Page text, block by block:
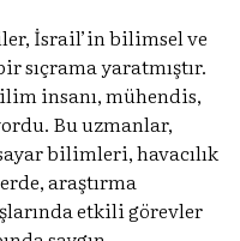
İsrail’in bilimsel ve
sıçrama yaratmıştır.
insanı, mühendis,
Bu uzmanlar,
bilimleri, havacılık
araştırma
etkili görevler